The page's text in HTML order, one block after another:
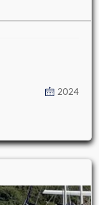
2024